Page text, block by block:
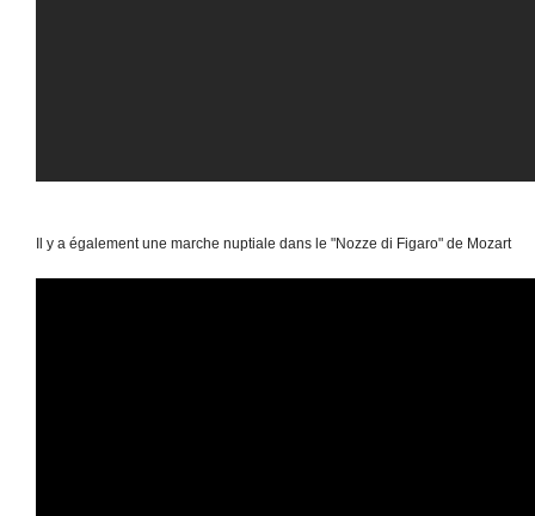
Il y a également une marche nuptiale dans le "Nozze di Figaro" de Mozart